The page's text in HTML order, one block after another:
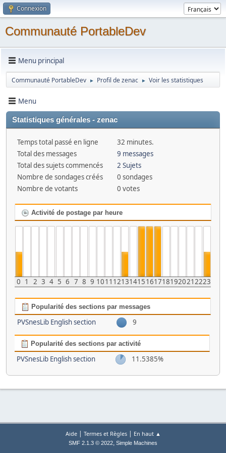
Connexion
Communauté PortableDev
Menu principal
Communauté PortableDev ► Profil de zenac ► Voir les statistiques
Menu
Statistiques générales - zenac
Temps total passé en ligne
32 minutes.
Total des messages
9 messages
Total des sujets commencés
2 Sujets
Nombre de sondages créés
0 sondages
Nombre de votants
0 votes
Activité de postage par heure
0 1 2 3 4 5 6 7 8 9 1011 121314151617181920212223
Popularité des sections par messages
PVSnesLib English section 9
Popularité des sections par activité
PVSnesLib English section 11.5385%
Aide| Termes et Règles| En haut ▲
SMF 2.1.3 © 2022, Simple Machines